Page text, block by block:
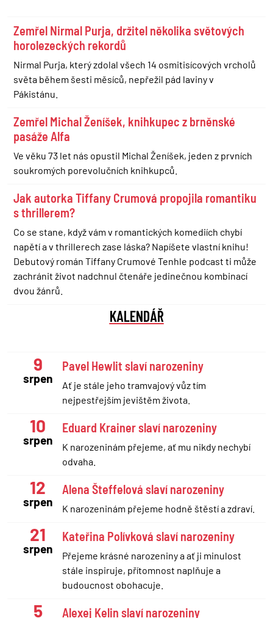
Zemřel Nirmal Purja, držitel několika světových
horolezeckých rekordů
Nirmal Purja, který zdolal všech 14 osmitisícových vrcholů
světa během šesti měsíců, nepřežil pád laviny v
Pákistánu.
Zemřel Michal Ženíšek, knihkupec z brněnské
pasáže Alfa
Ve věku 73 let nás opustil Michal Ženíšek, jeden z prvních
soukromých porevolučních knihkupců.
Jak autorka Tiffany Crumová propojila romantiku
s thrillerem?
Co se stane, když vám v romantických komediích chybí
napětí a v thrillerech zase láska? Napíšete vlastní knihu!
Debutový román Tiffany Crumové Tenhle podcast ti může
zachránit život nadchnul čtenáře jedinečnou kombinací
dvou žánrů.
KALENDÁŘ
9
srpen
Pavel Hewlit slaví narozeniny
Ať je stále jeho tramvajový vůz tím
nejpestřejším jevištěm života.
10
srpen
Eduard Krainer slaví narozeniny
K narozeninám přejeme, ať mu nikdy nechybí
odvaha.
12
srpen
Alena Šteffelová slaví narozeniny
K narozeninám přejeme hodně štěstí a zdraví.
21
srpen
Kateřina Polívková slaví narozeniny
Přejeme krásné narozeniny a ať ji minulost
stále inspiruje, přítomnost naplňuje a
budoucnost obohacuje.
5 Alexej Kelin slaví narozeniny